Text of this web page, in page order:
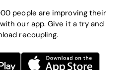
people are improving their
our app. Give it a try and
recoupling.